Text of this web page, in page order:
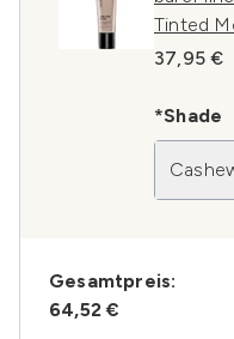
Tinted
37,95 €
*Shade
Gesamtpreis:
64,52 €